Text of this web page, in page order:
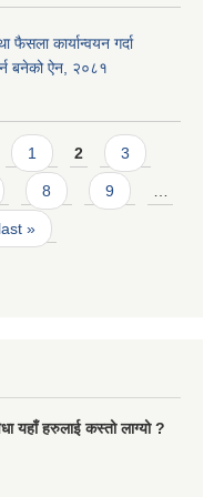
फैसला कार्यान्वयन गर्दा
बनेको ऐन, २०८१
1 2 3
8 9
last »
यहाँ हरुलाई कस्तो लाग्यो ?